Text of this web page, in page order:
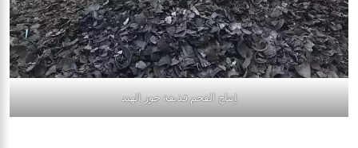
إنتاج الفحم قذيفة جوز الهند